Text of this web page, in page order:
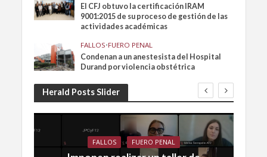
El CFJ obtuvo la certificación IRAM
9001:2015 de su proceso de gestión de las
actividades académicas
FALLOS•FUERO PENAL
Condenan a un anestesista del Hospital
Durand por violencia obstétrica
Herald Posts Slider
FALLOS FUERO PENAL